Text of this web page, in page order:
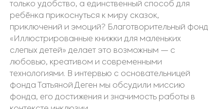
только удобство, а единственный способ для
ребёнка прикоснуться к миру сказок,
приключений и эмоций? Благотворительный фонд
«Иллюстрированные книжки для маленьких
слепых детей» делает это возможным — с
любовью, креативом и современными
технологиями. В интервью с основательницей
фонда Татьяной Деген мы обсудили миссию
фонда, его достижения и значимость работы в